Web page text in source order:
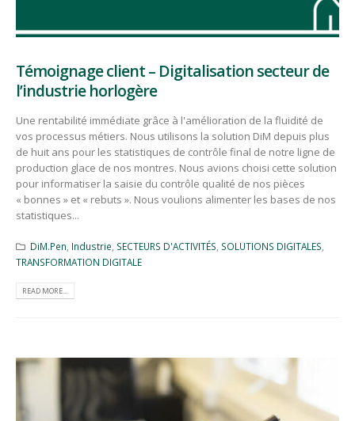
Témoignage client – Digitalisation secteur de
l’industrie horlogère
Une rentabilité immédiate grâce à l'amélioration de la fluidité de
vos processus métiers. Nous utilisons la solution DiM depuis plus
de huit ans pour les statistiques de contrôle final de notre ligne de
production glace de nos montres. Nous avions choisi cette solution
pour informatiser la saisie du contrôle qualité de nos pièces
« bonnes » et « rebuts ». Nous voulions alimenter les bases de nos
statistiques...
DiM.Pen Industrie SECTEURS D'ACTIVITÉS SOLUTIONS DIGITALES
TRANSFORMATION DIGITALE
READ MORE...